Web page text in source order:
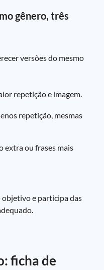
gênero, três
versões do mesmo
repetição e imagem.
repetição, mesmas
extra ou frases mais
e participa das
ficha de